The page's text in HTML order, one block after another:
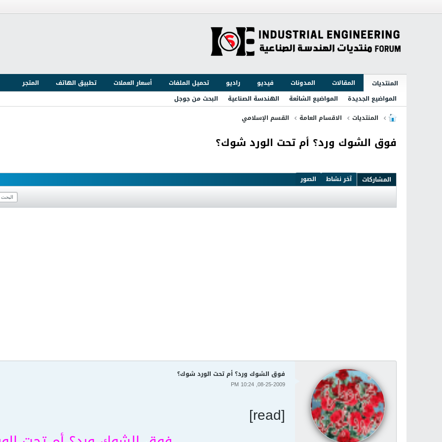
المنتديات المقالات المدونات فيديو راديو تحميل الملفات أسعار العملات تطبيق الهاتف
المتجر
المواضيع الجديدة
المواضيع الشائعة الهندسة الصناعية
البحث من جوجل
المنتديات
الاقسام العامة القسم الإسلامي
فوق الشوك ورد؟ أم تحت الورد شوك؟
المشاركات آخر نشاط الصور
فوق الشوك ورد؟ أم تحت الورد شوك؟
08-25-2009, 10:24 PM
[read]